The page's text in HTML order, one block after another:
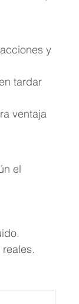
y
tardar
ventaja
el